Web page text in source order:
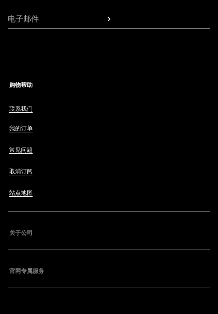
电子邮件
购物帮助
联系我们
我的订单
常见问题
取消订阅
站点地图
关于公司
官网专属服务